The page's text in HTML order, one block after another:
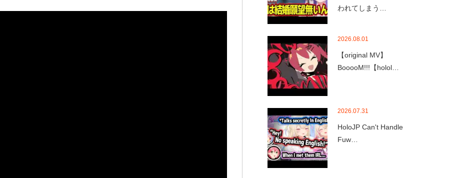
われてしまう…
2026.08.01
【original MV】
BooooM!!!【holol…
2026.07.31
HoloJP Can't Handle
Fuw…